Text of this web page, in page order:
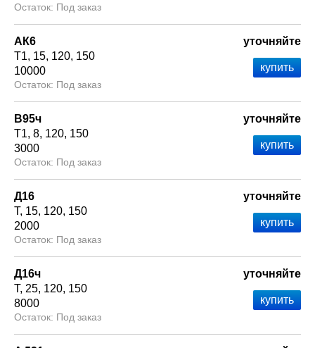
Под заказ
АК6
Т1 15 120 150
10000
Под заказ
уточняйте
В95ч
Т1 8 120 150
3000
Под заказ
уточняйте
Д16
Т 15 120 150
2000
Под заказ
уточняйте
Д16ч
Т 25 120 150
8000
Под заказ
уточняйте